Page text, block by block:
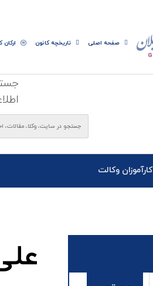
صفحه اصلی تاریخچه کانون ارکان
کارآموزان وکالت